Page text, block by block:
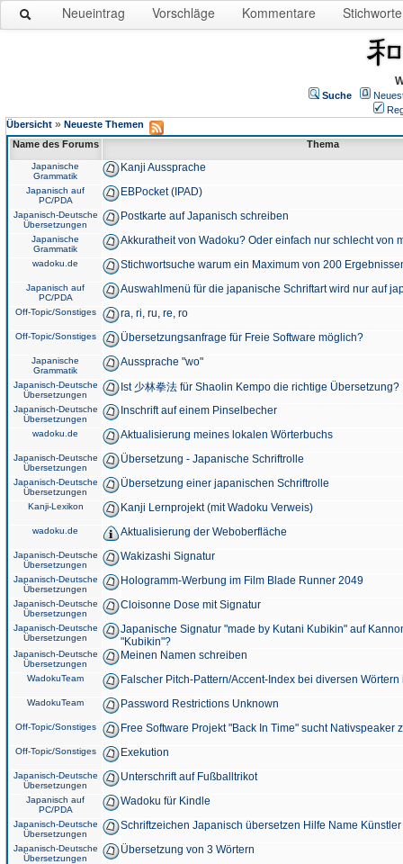
Neueintrag Vorschläge Kommentare Stichworte
Suche
Übersicht » Neueste Themen
Name des Forums
Thema
Japanische
Grammatik
Kanji Aussprache
Japanisch auf
PC/PDA
EBPocket (IPAD)
Japanisch-Deutsche
Übersetzungen
Postkarte auf Japanisch schreiben
Japanische
Grammatik
Akkuratheit von Wadoku? Oder einfach nur schlecht von
wadoku.de Stichwortsuche warum ein Maximum von 200
Japanisch auf
PC/PDA
Auswahlmenü für die japanische Schriftart wird nur auf
Off-Topic/Sonstiges ra, ri, ru, re, ro
Off-Topic/Sonstiges Übersetzungsanfrage für Freie Software möglich?
Japanische
Grammatik
Aussprache "wo"
Japanisch-Deutsche
Übersetzungen
Ist 少林拳法 für Shaolin Kempo die richtige Übersetzung?
Japanisch-Deutsche
Übersetzungen
Inschrift auf einem Pinselbecher
wadoku.de Aktualisierung meines lokalen Wörterbuchs
Japanisch-Deutsche
Übersetzungen
Übersetzung - Japanische Schriftrolle
Japanisch-Deutsche
Übersetzungen
Übersetzung einer japanischen Schriftrolle
Kanji-Lexikon Kanji Lernprojekt (mit Wadoku Verweis)
wadoku.de Aktualisierung der Weboberfläche
Japanisch-Deutsche
Übersetzungen
Wakizashi Signatur
Japanisch-Deutsche
Übersetzungen
Hologramm-Werbung im Film Blade Runner 2049
Japanisch-Deutsche
Übersetzungen
Cloisonne Dose mit Signatur
Japanisch-Deutsche
Übersetzungen
Japanische Signatur "made by Kutani Kubikin" auf
"Kubikin"?
Japanisch-Deutsche
Übersetzungen
Meinen Namen schreiben
WadokuTeam Falscher Pitch-Pattern/Accent-Index bei diversen
WadokuTeam Password Restrictions Unknown
Off-Topic/Sonstiges Free Software Projekt "Back In Time" sucht Nativspeaker
Off-Topic/Sonstiges Exekution
Japanisch-Deutsche
Übersetzungen
Unterschrift auf Fußballtrikot
Japanisch auf
PC/PDA
Wadoku für Kindle
Japanisch-Deutsche
Übersetzungen
Schriftzeichen Japanisch übersetzen Hilfe Name
Japanisch-Deutsche
Übersetzungen
Übersetzung von 3 Wörtern